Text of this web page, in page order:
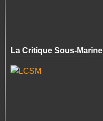
La Critique Sous-Marine